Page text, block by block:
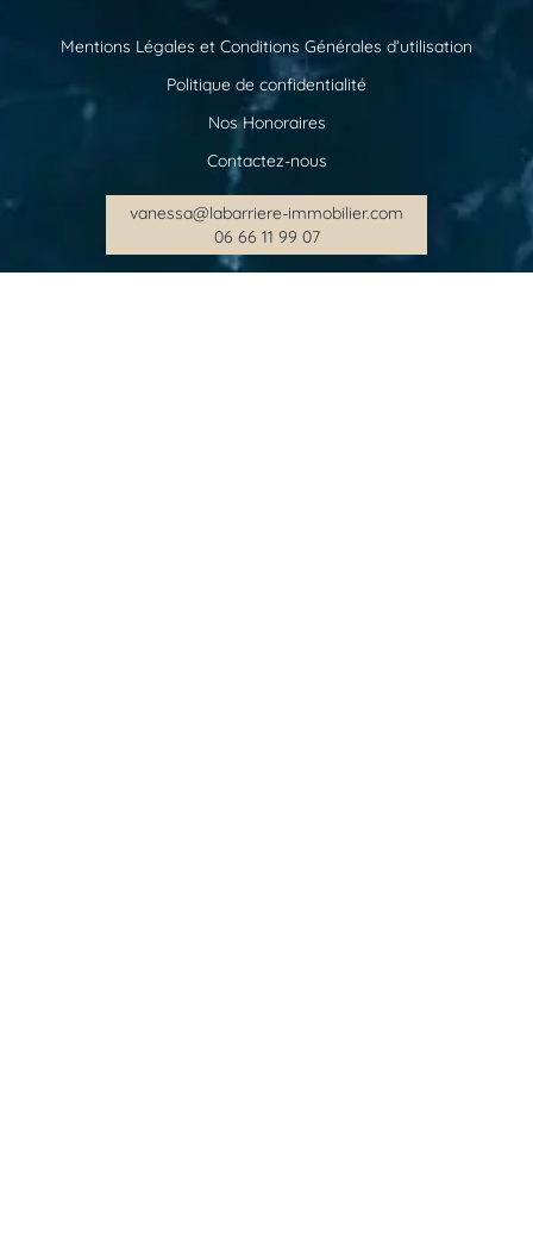
Mentions Légales et Conditions Générales d’utilisation
Politique de confidentialité
Nos Honoraires
Contactez-nous
vanessa@labarriere-immobilier.com
06 66 11 99 07